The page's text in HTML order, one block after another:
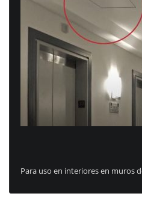
Para uso en interiores en muros